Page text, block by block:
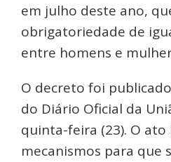
em julho deste ano,
obrigatoriedade de
entre homens e
O decreto foi
do Diário Oficial da
quinta-feira (23). O
mecanismos para que